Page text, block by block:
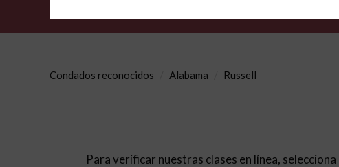
Condados reconocidos Alabama Russell
Para verificar nuestras clases en línea,